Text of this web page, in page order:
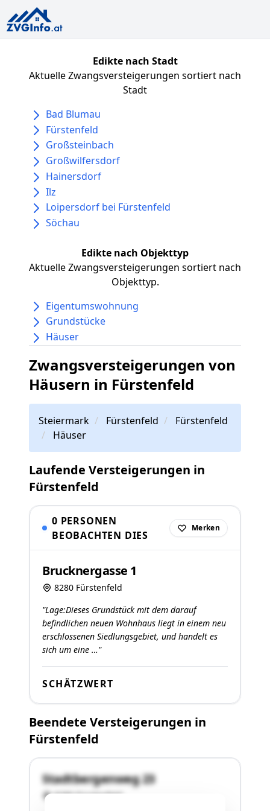
Edikte nach Stadt
Aktuelle Zwangsversteigerungen sortiert nach
Stadt
Bad Blumau
Fürstenfeld
Großsteinbach
Großwilfersdorf
Hainersdorf
Ilz
Loipersdorf bei Fürstenfeld
Söchau
Edikte nach Objekttyp
Aktuelle Zwangsversteigerungen sortiert nach
Objekttyp.
Eigentumswohnung
Grundstücke
Häuser
Zwangsversteigerungen von
Häusern in Fürstenfeld
Steiermark Fürstenfeld
Fürstenfeld
Häuser
Laufende Versteigerungen in
Fürstenfeld
0 PERSONEN
BEOBACHTEN DIES
Merken
Brucknergasse 1
8280 Fürstenfeld
"Lage:Dieses Grundstück mit dem darauf
befindlichen neuen Wohnhaus liegt in einem neu
erschlossenen Siedlungsgebiet, und handelt es
sich um eine …"
SCHÄTZWERT
Beendete Versteigerungen in
Fürstenfeld
Stadtbergenweg 23
8280 Fürstenfeld